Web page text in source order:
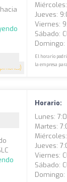
Jueves:
Viernes:
Sábado:
Domingo:
El horario
la empresa
Horario:
Lunes:
Martes:
Jueves:
Viernes:
Sábado:
Domingo: